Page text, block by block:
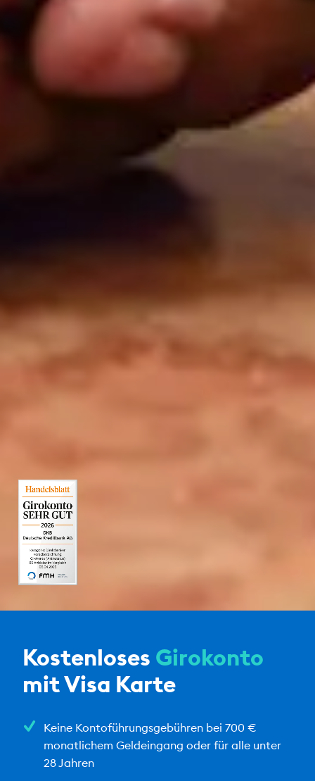
Kostenloses Girokonto
mit Visa Karte
Keine Kontoführungsgebühren bei 700 €
monatlichem Geldeingang oder für alle unter
28 Jahren